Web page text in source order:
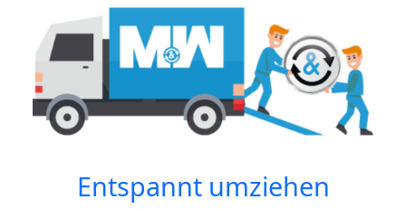
Entspannt umziehen